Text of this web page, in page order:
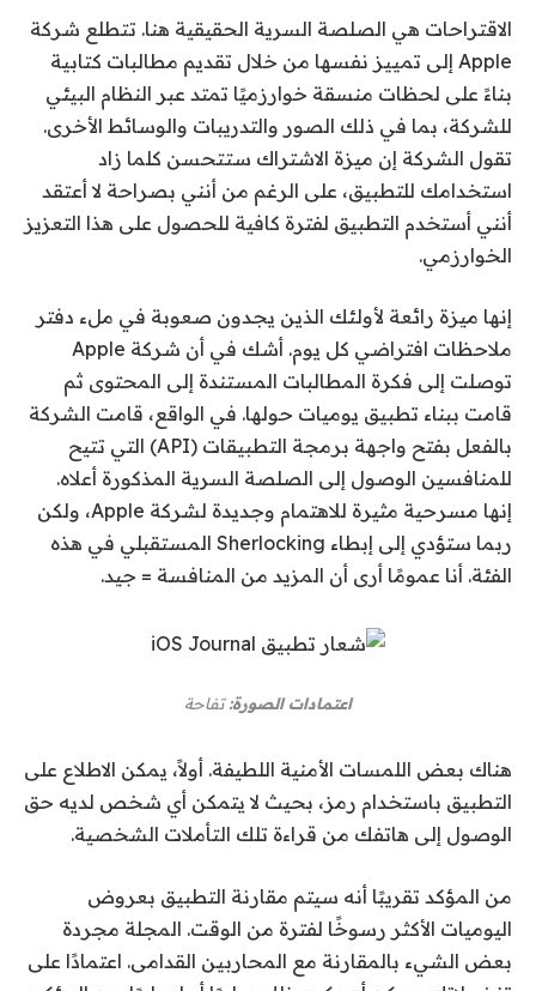
الاقتراحات هي الصلصة السرية الحقيقية هنا. تتطلع شركة
Apple إلى تمييز نفسها من خلال تقديم مطالبات كتابية
بناءً على لحظات منسقة خوارزميًا تمتد عبر النظام البيئي
للشركة، بما في ذلك الصور والتدريبات والوسائط الأخرى.
تقول الشركة إن ميزة الاشتراك ستتحسن كلما زاد
استخدامك للتطبيق، على الرغم من أنني بصراحة لا أعتقد
أنني أستخدم التطبيق لفترة كافية للحصول على هذا التعزيز
الخوارزمي.
إنها ميزة رائعة لأولئك الذين يجدون صعوبة في ملء دفتر
ملاحظات افتراضي كل يوم. أشك في أن شركة Apple
توصلت إلى فكرة المطالبات المستندة إلى المحتوى ثم
قامت ببناء تطبيق يوميات حولها. في الواقع، قامت الشركة
بالفعل بفتح واجهة برمجة التطبيقات (API) التي تتيح
للمنافسين الوصول إلى الصلصة السرية المذكورة أعلاه.
إنها مسرحية مثيرة للاهتمام وجديدة لشركة Apple، ولكن
ربما ستؤدي إلى إبطاء Sherlocking المستقبلي في هذه
الفئة. أنا عمومًا أرى أن المزيد من المنافسة = جيد.
اعتمادات الصورة:تفاحة
هناك بعض اللمسات الأمنية اللطيفة. أولاً، يمكن الاطلاع على
التطبيق باستخدام رمز، بحيث لا يتمكن أي شخص لديه حق
الوصول إلى هاتفك من قراءة تلك التأملات الشخصية.
من المؤكد تقريبًا أنه سيتم مقارنة التطبيق بعروض
اليوميات الأكثر رسوخًا لفترة من الوقت. المجلة مجردة
بعض الشيء بالمقارنة مع المحاربين القدامى. اعتمادًا على